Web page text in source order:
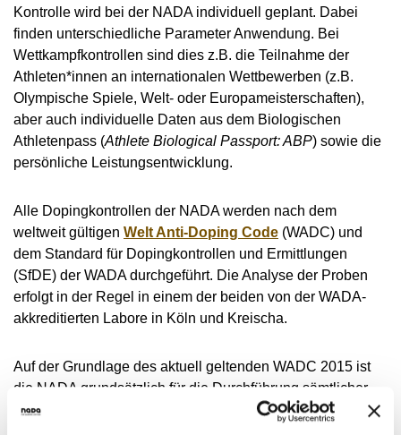
Kontrolle wird bei der NADA individuell geplant. Dabei
finden unterschiedliche Parameter Anwendung. Bei
Wettkampfkontrollen sind dies z.B. die Teilnahme der
Athleten*innen an internationalen Wettbewerben (z.B.
Olympische Spiele, Welt- oder Europameisterschaften),
aber auch individuelle Daten aus dem Biologischen
Athletenpass (Athlete Biological Passport: ABP) sowie die
persönliche Leistungsentwicklung.
Alle Dopingkontrollen der NADA werden nach dem
weltweit gültigen Welt Anti-Doping Code (WADC) und
dem Standard für Dopingkontrollen und Ermittlungen
(SfDE) der WADA durchgeführt. Die Analyse der Proben
erfolgt in der Regel in einem der beiden von der WADA-
akkreditierten Labore in Köln und Kreischa.
Auf der Grundlage des aktuell geltenden WADC 2015 ist
die NADA grundsätzlich für die Durchführung sämtlicher
Wettkampfkontrollen in Deutschland zuständig. Bis Ende